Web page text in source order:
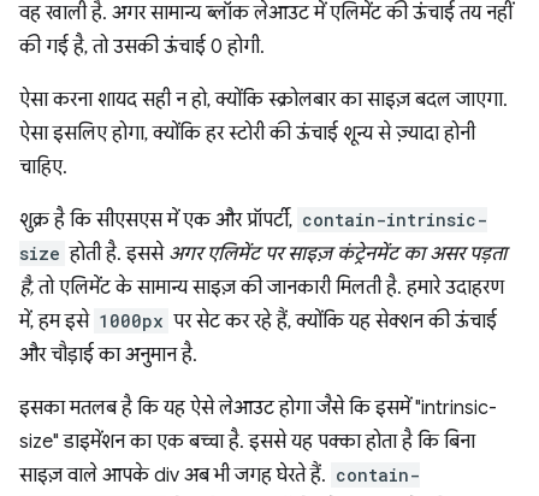
वह खाली है. अगर सामान्य ब्लॉक लेआउट में एलिमेंट की ऊंचाई तय नहीं
की गई है, तो उसकी ऊंचाई 0 होगी.
ऐसा करना शायद सही न हो, क्योंकि स्क्रोलबार का साइज़ बदल जाएगा.
ऐसा इसलिए होगा, क्योंकि हर स्टोरी की ऊंचाई शून्य से ज़्यादा होनी
चाहिए.
शुक्र है कि सीएसएस में एक और प्रॉपर्टी, contain-intrinsic-
size होती है. इससे अगर एलिमेंट पर साइज़ कंट्रेनमेंट का असर पड़ता
है,तो एलिमेंट के सामान्य साइज़ की जानकारी मिलती है. हमारे उदाहरण
में, हम इसे 1000px पर सेट कर रहे हैं, क्योंकि यह सेक्शन की ऊंचाई
और चौड़ाई का अनुमान है.
इसका मतलब है कि यह ऐसे लेआउट होगा जैसे कि इसमें "intrinsic-
size" डाइमेंशन का एक बच्चा है. इससे यह पक्का होता है कि बिना
साइज़ वाले आपके div अब भी जगह घेरते हैं. contain-